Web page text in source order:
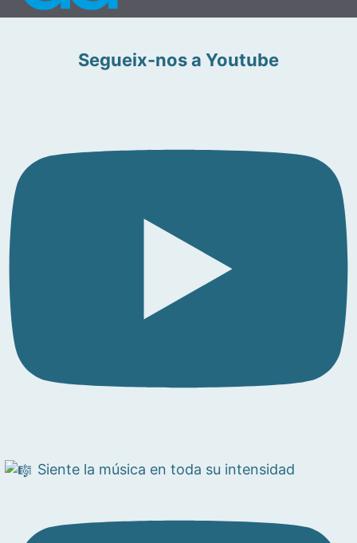
Segueix-nos a Youtube
Siente la música en toda su intensidad